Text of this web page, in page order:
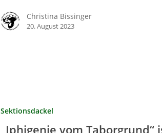
Christina Bissinger
20. August 2023
Sektionsdackel
„Iphigenie vom Taborgrund“